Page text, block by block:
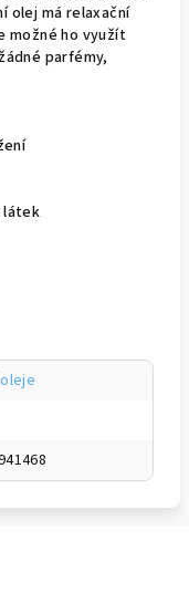
olej má relaxační
možné ho využít
parfémy,
látek